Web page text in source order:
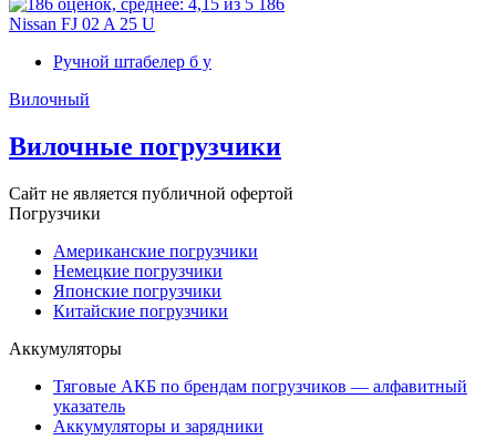
186
Nissan FJ 02 A 25 U
Ручной штабелер б у
Вилочный
Вилочные погрузчики
Сайт не является публичной офертой
Погрузчики
Американские погрузчики
Немецкие погрузчики
Японские погрузчики
Китайские погрузчики
Аккумуляторы
Тяговые АКБ по брендам погрузчиков — алфавитный
указатель
Аккумуляторы и зарядники